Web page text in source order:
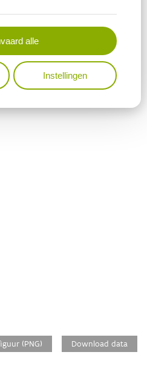
(PNG) Download data
alle
Instellingen